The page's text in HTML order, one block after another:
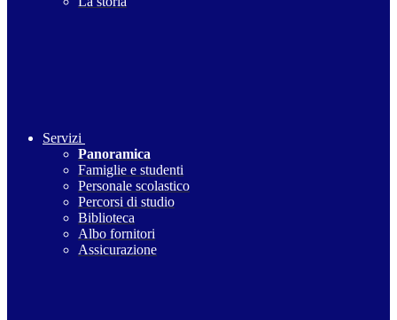
Servizi
Panoramica
Famiglie e studenti
Personale scolastico
Percorsi di studio
Biblioteca
Albo fornitori
Assicurazione